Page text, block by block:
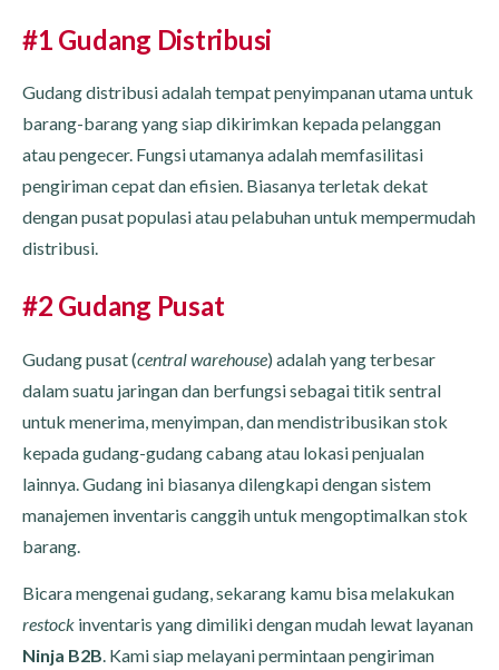
#1 Gudang Distribusi
Gudang distribusi adalah tempat penyimpanan utama untuk
barang-barang yang siap dikirimkan kepada pelanggan
atau pengecer. Fungsi utamanya adalah memfasilitasi
pengiriman cepat dan efisien. Biasanya terletak dekat
dengan pusat populasi atau pelabuhan untuk mempermudah
distribusi.
#2 Gudang Pusat
Gudang pusat (central warehouse) adalah yang terbesar
dalam suatu jaringan dan berfungsi sebagai titik sentral
untuk menerima, menyimpan, dan mendistribusikan stok
kepada gudang-gudang cabang atau lokasi penjualan
lainnya. Gudang ini biasanya dilengkapi dengan sistem
manajemen inventaris canggih untuk mengoptimalkan stok
barang.
Bicara mengenai gudang, sekarang kamu bisa melakukan
restock inventaris yang dimiliki dengan mudah lewat layanan
Ninja B2B. Kami siap melayani permintaan pengiriman